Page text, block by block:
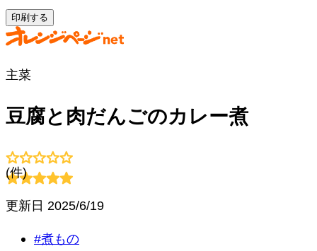
印刷する
主菜
豆腐と肉だんごのカレー煮
(件)
更新日 2025/6/19
#煮もの